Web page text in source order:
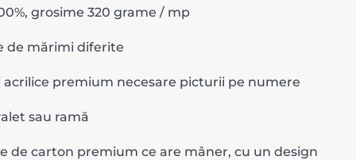
grosime 320 grame / mp
de mărimi diferite
premium necesare picturii pe numere
sau ramă
de carton premium ce are mâner, cu un design